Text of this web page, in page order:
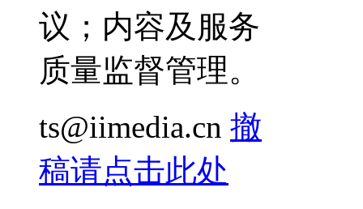
议；内容及服务
质量监督管理。
ts@iimedia.cn 撤
稿请点击此处